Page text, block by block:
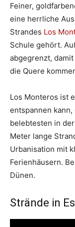
Feiner,
eine herrliche
Strandes Los
Schule gehört.
abgegrenzt,
die Quere
Los Monteros ist
entspannen
belebtesten in
Meter lange
Urbanisation mit
Ferienhäusern.
Dünen.
Strände in